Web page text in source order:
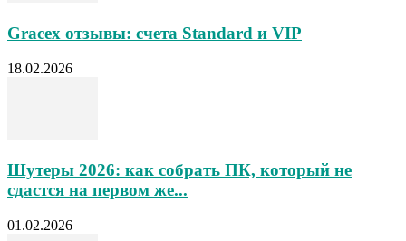
Gracex отзывы: счета Standard и VIP
18.02.2026
Шутеры 2026: как собрать ПК, который не
сдастся на первом же...
01.02.2026